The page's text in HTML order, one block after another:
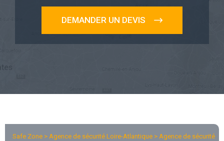
DEMANDER UN DEVIS
Safe Zone > Agence de sécurité Loire-Atlantique > Agence de sécurité